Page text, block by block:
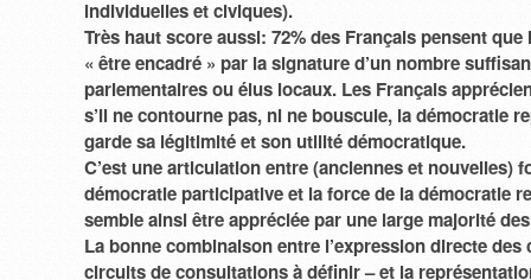
individuelles et civiques).
Très haut score aussi: 72% des Français pensent
« être encadré » par la signature d’un nombre
parlementaires ou élus locaux. Les Français
s’il ne contourne pas, ni ne bouscule, la démocratie
garde sa légitimité et son utilité démocratique.
C’est une articulation entre (anciennes et nouvelles)
démocratie participative et la force de la démocratie
semble ainsi être appréciée par une large majorité
La bonne combinaison entre l’expression directe des
circuits de consultations à définir – et la